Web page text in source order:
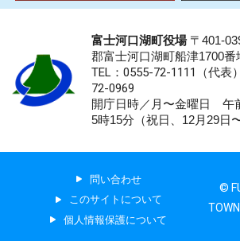
富士河口湖町役場〒401-
郡富士河口湖町船津1700番
TEL：0555-72-1111 （代表
72-0969
開庁日時／月〜金曜日 午
5時15分（祝日、12月29日
問い合わせ
このサイトについて
個人情報保護について
©